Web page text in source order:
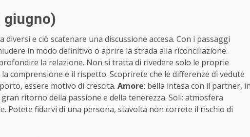
giugno)
e ciò scatenare una discussione accesa. Con i passaggi
in modo definitivo o aprire la strada alla riconciliazione.
la relazione. Non si tratta di rivedere solo le proprie
comprensione e il rispetto. Scoprirete che le differenze di vedute
essere motivo di crescita. Amore: bella intesa con il partner,
ritorno della passione e della tenerezza. Soli: atmosfera
Potete fidarvi di una persona, stavolta non correte il rischio di